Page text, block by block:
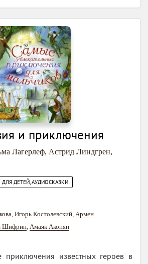
и приключения
Лагерлеф, Астрид Линдгрен,
ДЛЯ ДЕТЕЙ, АУДИОСКАЗКИ
, Игорь Костолевский, Армен
Шифрин, Амаяк Акопян
приключения известных героев в